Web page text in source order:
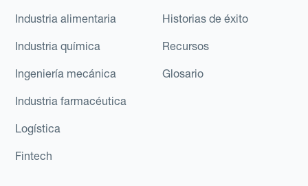
Industria alimentaria
Industria química
Ingeniería mecánica
Industria farmacéutica
Logística
Fintech
Historias de éxito
Recursos
Glosario